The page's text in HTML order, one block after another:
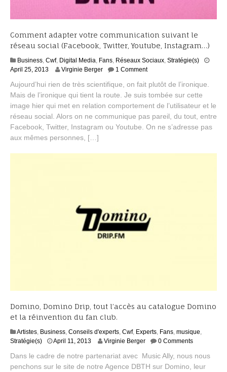
Comment adapter votre communication suivant le
réseau social (Facebook, Twitter, Youtube, Instagram…)
Business, Cwf, Digital Media, Fans, Réseaux Sociaux, Stratégie(s)
April 25, 2013S
p
t
e
m
b
Virginie Berger 1 Comment
Aujourd’hui rien de très scientifique, on fait plutôt de l’ironique.
Mais de l’ironique qui tient la route. Je suis tombée sur cette
image hier qui met en relation comportement de l’utilisateur et le
réseau social. Alors on ne communique pas pareil, du tout, entre
Facebook, Twitter, Instagram ou Youtube. On ne s’adresse pas
aux mêmes personnes, […]
Domino, Domino Drip, tout l’accès au catalogue Domino
et la réinvention du fan club.
Artistes, Business, Conseils d'experts, Cwf, Experts, Fans, musique,
Stratégie(s)
April 11, 2013S
p
t
Virginie Berger 0 Comments
Dans le cadre de notre partenariat avec Music Ally, nous nous
penchons sur le site de notre Agence DBTH sur Domino, leur